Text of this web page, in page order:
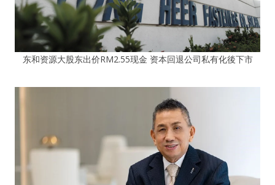
东和资源大股东出价RM2.55现金 资本回退公司私有化後下市